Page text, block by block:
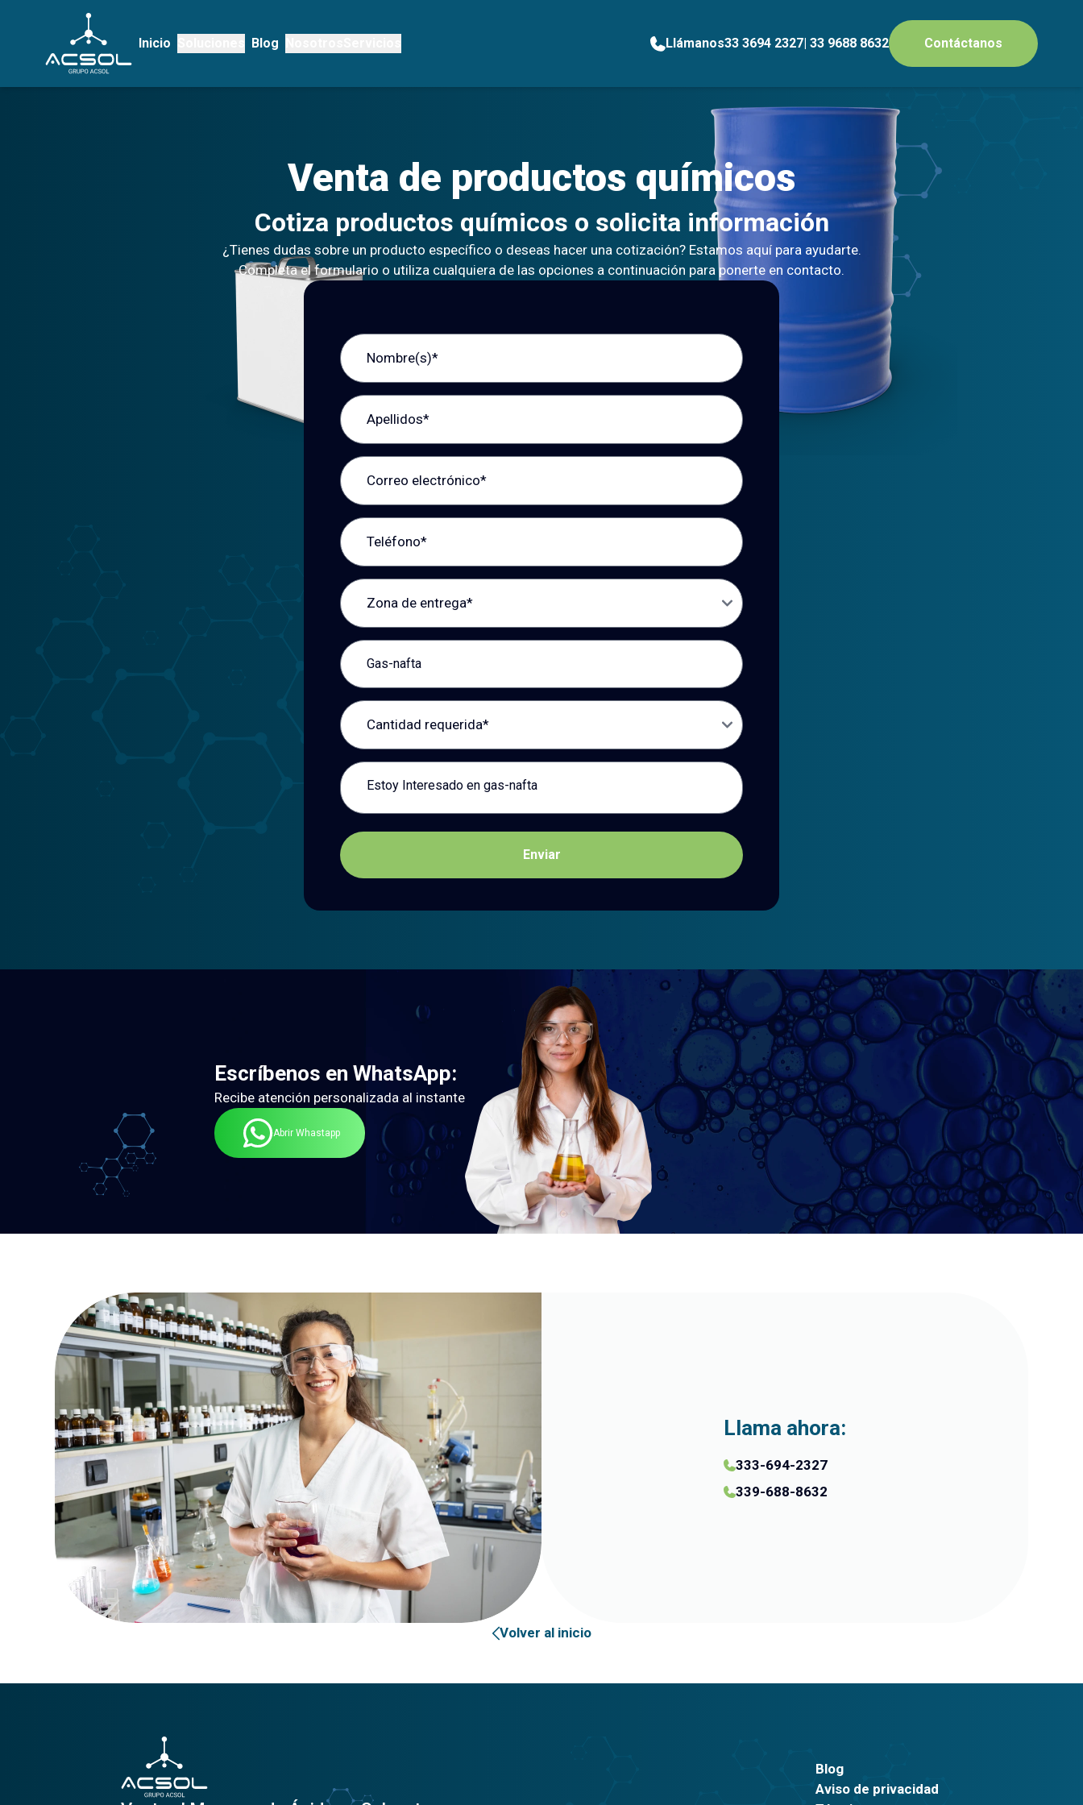
Inicio Blog Llámanos33 3694 2327| 33 9688 8632 Contáctanos
Venta de productos químicos
Cotiza productos químicos o solicita información
¿Tienes dudas sobre un producto específico o deseas hacer una cotización? Estamos aquí para ayudarte.
Completa el formulario o utiliza cualquiera de las opciones a continuación para ponerte en contacto.
Nombre (s)
Apellidos
Correo electrónico
Teléfono
Zona de entrega
Producto de interés
Cantidad requerida
Mensaje
Enviar
Escríbenos en WhatsApp:
Recibe atención personalizada al instante
Abrir Whastapp
Llama ahora:
333-694-2327
339-688-8632
Volver al inicio
Blog
Aviso de privacidad